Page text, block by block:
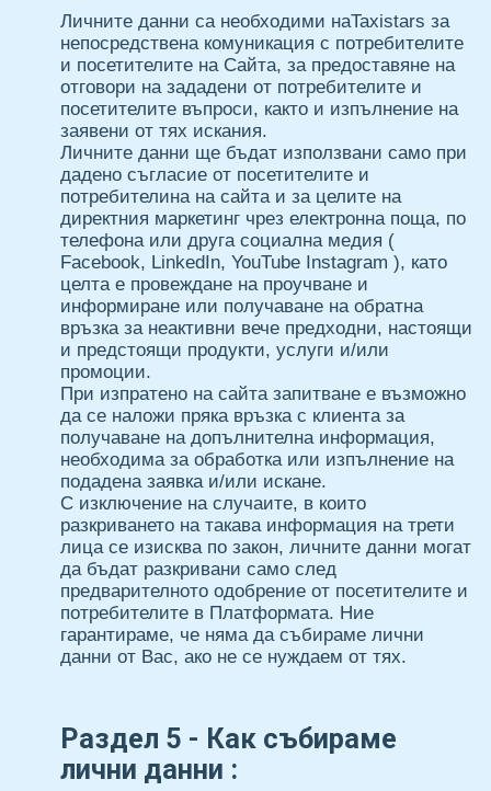
Личните данни са необходими наTaxistars за
непосредствена комуникация с потребителите
и посетителите на Сайта, за предоставяне на
отговори на зададени от потребителите и
посетителите въпроси, както и изпълнение на
заявени от тях искания.
Личните данни ще бъдат използвани само при
дадено съгласие от посетителите и
потребителина на сайта и за целите на
директния маркетинг чрез електронна поща, по
телефона или друга социална медия (
Facebook, LinkedIn, YouTube Instagram ), като
целта е провеждане на проучване и
информиране или получаване на обратна
връзка за неактивни вече предходни, настоящи
и предстоящи продукти, услуги и/или
промоции.
При изпратено на сайта запитване е възможно
да се наложи пряка връзка с клиента за
получаване на допълнителна информация,
необходима за обработка или изпълнение на
подадена заявка и/или искане.
С изключение на случаите, в които
разкриването на такава информация на трети
лица се изисква по закон, личните данни могат
да бъдат разкривани само след
предварителното одобрение от посетителите и
потребителите в Платформата. Ние
гарантираме, че няма да събираме лични
данни от Вас, ако не се нуждаем от тях.
Раздел 5 - Как събираме
лични данни :